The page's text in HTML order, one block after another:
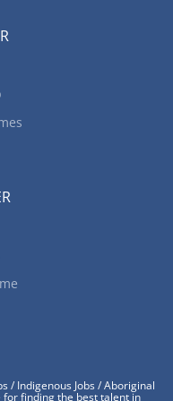
/ Indigenous Jobs / Aboriginal
for finding the best talent in